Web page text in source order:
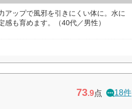
アップで風邪を引きにくい体に。水に
も育めます。（40代／男性）
73.9点 18件